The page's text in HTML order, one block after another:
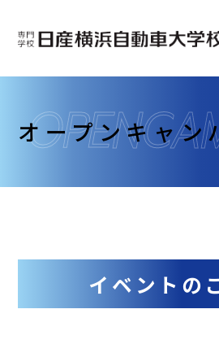
オープンキャン
イベントの